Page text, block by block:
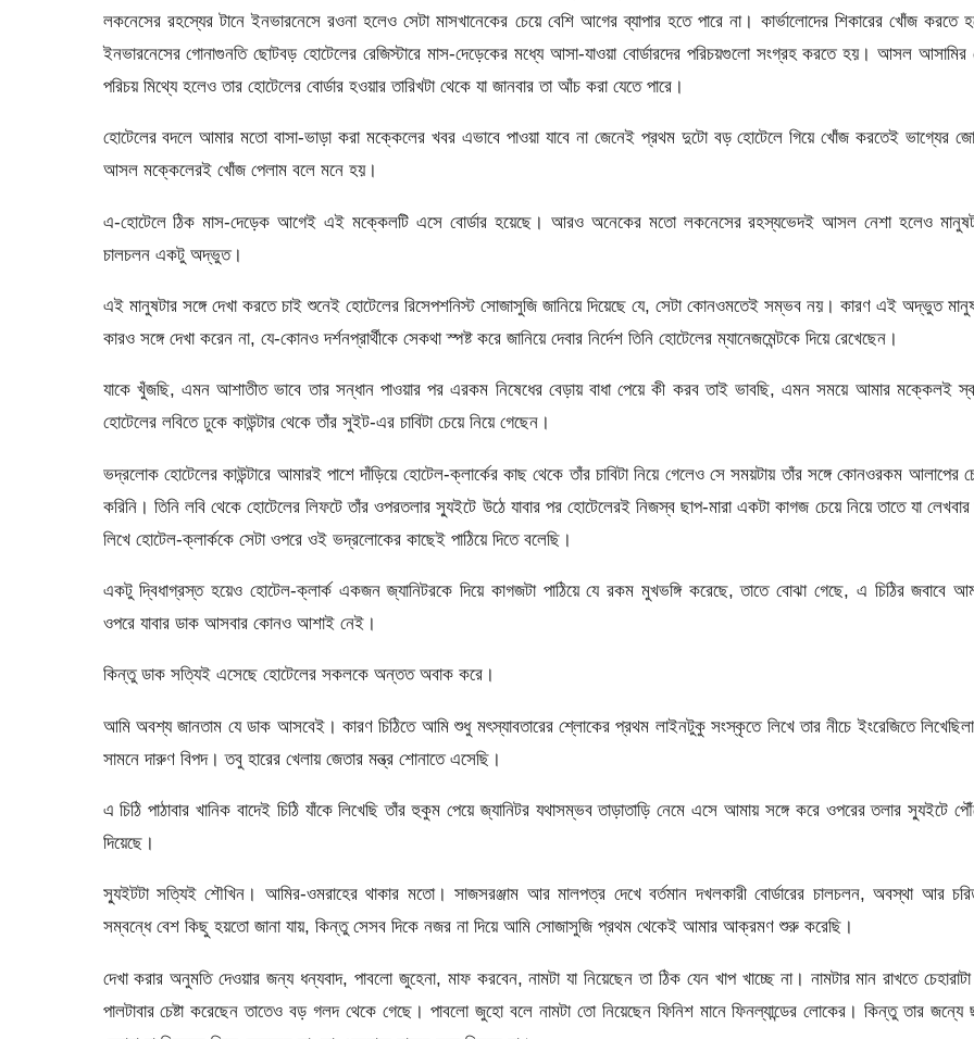
লকনেসের রহস্যের টানে ইনভারনেসে রওনা হলেও সেটা মাসখানেকের চেয়ে বেশি আগের ব্যাপার হতে পারে না। কার্ভালোদের শিকারের খোঁজ করতে
ইনভারনেসের গোনাগুনতি ছোটবড় হোটেলের রেজিস্টারে মাস-দেড়েকের মধ্যে আসা-যাওয়া বোর্ডারদের পরিচয়গুলো সংগ্রহ করতে হয়। আসল আসামির
পরিচয় মিথ্যে হলেও তার হোটেলের বোর্ডার হওয়ার তারিখটা থেকে যা জানবার তা আঁচ করা যেতে পারে।
হোটেলের বদলে আমার মতো বাসা-ভাড়া করা মক্কেলের খবর এভাবে পাওয়া যাবে না জেনেই প্রথম দুটো বড় হোটেলে গিয়ে খোঁজ করতেই ভাগ্যের
আসল মক্কেলেরই খোঁজ পেলাম বলে মনে হয়।
এ-হোটেলে ঠিক মাস-দেড়েক আগেই এই মক্কেলটি এসে বোর্ডার হয়েছে। আরও অনেকের মতো লকনেসের রহস্যভেদই আসল নেশা হলেও
চালচলন একটু অদ্ভুত।
এই মানুষটার সঙ্গে দেখা করতে চাই শুনেই হোটেলের রিসেপশনিস্ট সোজাসুজি জানিয়ে দিয়েছে যে, সেটা কোনওমতেই সম্ভব নয়। কারণ এই অদ্ভুত
কারও সঙ্গে দেখা করেন না, যে-কোনও দর্শনপ্রার্থীকে সেকথা স্পষ্ট করে জানিয়ে দেবার নির্দেশ তিনি হোটেলের ম্যানেজমেন্টকে দিয়ে রেখেছেন।
যাকে খুঁজছি, এমন আশাতীত ভাবে তার সন্ধান পাওয়ার পর এরকম নিষেধের বেড়ায় বাধা পেয়ে কী করব তাই ভাবছি, এমন সময়ে আমার মক্কেলই
হোটেলের লবিতে ঢুকে কাউন্টার থেকে তাঁর সুইট-এর চাবিটা চেয়ে নিয়ে গেছেন।
ভদ্রলোক হোটেলের কাউন্টারে আমারই পাশে দাঁড়িয়ে হোটেল-ক্লার্কের কাছ থেকে তাঁর চাবিটা নিয়ে গেলেও সে সময়টায় তাঁর সঙ্গে কোনওরকম আলাপের
করিনি। তিনি লবি থেকে হোটেলের লিফটে তাঁর ওপরতলার স্যুইটে উঠে যাবার পর হোটেলেরই নিজস্ব ছাপ-মারা একটা কাগজ চেয়ে নিয়ে তাতে যা লেখবার
লিখে হোটেল-ক্লার্ককে সেটা ওপরে ওই ভদ্রলোকের কাছেই পাঠিয়ে দিতে বলেছি।
একটু দ্বিধাগ্রস্ত হয়েও হোটেল-ক্লার্ক একজন জ্যানিটরকে দিয়ে কাগজটা পাঠিয়ে যে রকম মুখভঙ্গি করেছে, তাতে বোঝা গেছে, এ চিঠির জবাবে
ওপরে যাবার ডাক আসবার কোনও আশাই নেই।
কিন্তু ডাক সত্যিই এসেছে হোটেলের সকলকে অন্তত অবাক করে।
আমি অবশ্য জানতাম যে ডাক আসবেই। কারণ চিঠিতে আমি শুধু মৎস্যাবতারের শ্লোকের প্রথম লাইনটুকু সংস্কৃতে লিখে তার নীচে ইংরেজিতে
সামনে দারুণ বিপদ। তবু হারের খেলায় জেতার মন্ত্র শোনাতে এসেছি।
এ চিঠি পাঠাবার খানিক বাদেই চিঠি যাঁকে লিখেছি তাঁর হুকুম পেয়ে জ্যানিটর যথাসম্ভব তাড়াতাড়ি নেমে এসে আমায় সঙ্গে করে ওপরের তলার স্যুইটে
দিয়েছে।
স্যুইটটা সত্যিই শৌখিন। আমির-ওমরাহের থাকার মতো। সাজসরঞ্জাম আর মালপত্র দেখে বর্তমান দখলকারী বোর্ডারের চালচলন, অবস্থা আর
সম্বন্ধে বেশ কিছু হয়তো জানা যায়, কিন্তু সেসব দিকে নজর না দিয়ে আমি সোজাসুজি প্রথম থেকেই আমার আক্রমণ শুরু করেছি।
দেখা করার অনুমতি দেওয়ার জন্য ধন্যবাদ, পাবলো জুহেনা, মাফ করবেন, নামটা যা নিয়েছেন তা ঠিক যেন খাপ খাচ্ছে না। নামটার মান রাখতে চেহারাটা
পালটাবার চেষ্টা করেছেন তাতেও বড় গলদ থেকে গেছে। পাবলো জুহো বলে নামটা তো নিয়েছেন ফিনিশ মানে ফিনল্যান্ডের লোকের। কিন্তু তার জন্যে